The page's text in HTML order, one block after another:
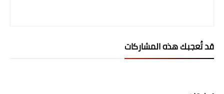
قد تُعجبك هذه المشاركات